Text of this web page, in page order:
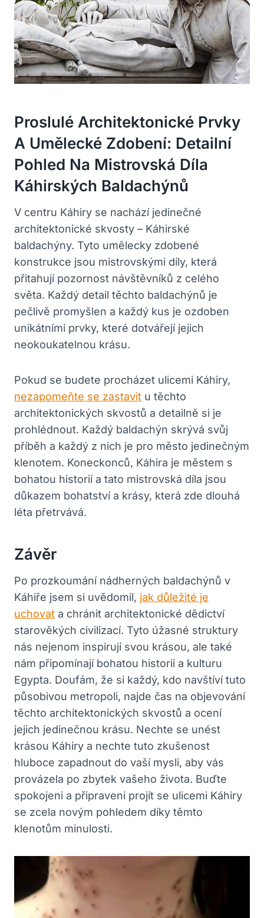
Proslulé Architektonické Prvky
A Umělecké Zdobení: Detailní
Pohled Na Mistrovská Díla
Káhirských Baldachýnů
V centru Káhiry se nachází jedinečné
architektonické skvosty – Káhirské
baldachýny. Tyto umělecky zdobené
konstrukce jsou mistrovskými díly, která
přitahují pozornost návštěvníků z celého
světa. Každý detail těchto baldachýnů je
pečlivě promyšlen a každý kus je ozdoben
unikátními prvky, které dotvářejí jejich
neokoukatelnou krásu.
Pokud se budete procházet ulicemi Káhiry,
nezapomeňte se zastavit u těchto
architektonických skvostů a detailně si je
prohlédnout. Každý baldachýn skrývá svůj
příběh a každý z nich je pro město jedinečným
klenotem. Koneckonců, Káhira je městem s
bohatou historií a tato mistrovská díla jsou
důkazem bohatství a krásy, která zde dlouhá
léta přetrvává.
Závěr
Po prozkoumání nádherných baldachýnů v
Káhiře jsem si uvědomil, jak důležité je
uchovat a chránit architektonické dědictví
starověkých civilizací. Tyto úžasné struktury
nás nejenom inspirují svou krásou, ale také
nám připomínají bohatou historii a kulturu
Egypta. Doufám, že si každý, kdo navštíví tuto
působivou metropoli, najde čas na objevování
těchto architektonických skvostů a ocení
jejich jedinečnou krásu. Nechte se unést
krásou Káhiry a nechte tuto zkušenost
hluboce zapadnout do vaší mysli, aby vás
provázela po zbytek vašeho života. Buďte
spokojeni a připraveni projít se ulicemi Káhiry
se zcela novým pohledem díky těmto
klenotům minulosti.